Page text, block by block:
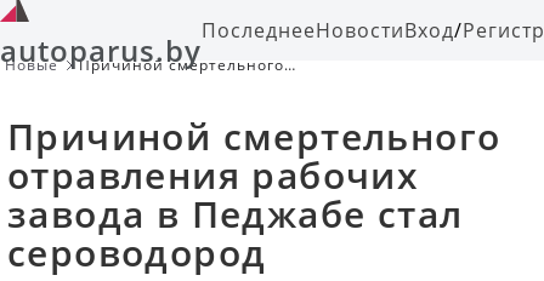
autoparus.byПоследнееНовостиВход/
Новые
Причиной смертельного
Причиной смертельного
отравления рабочих
завода в Педжабе стал
сероводород